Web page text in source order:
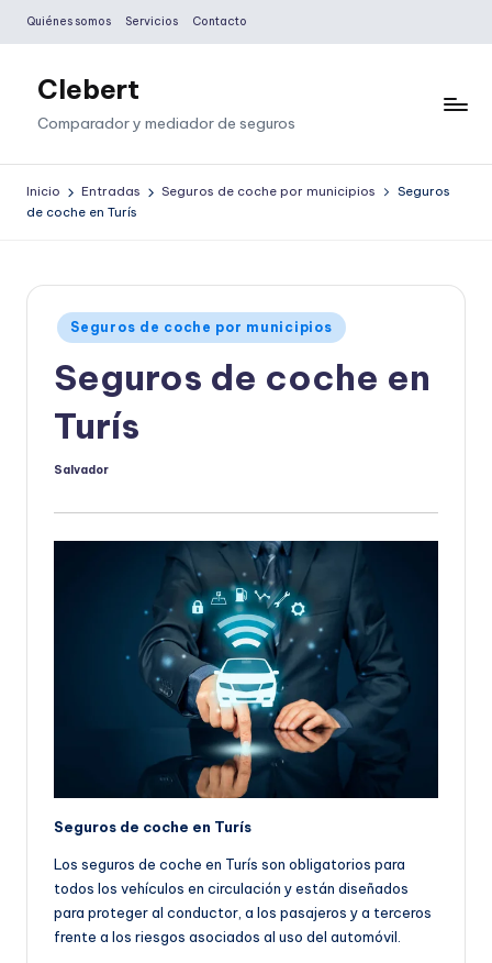
Saltar
contenido
Quiénes somos Servicios Contacto
Clebert
Comparador y mediador de seguros
Inicio Entradas Seguros de coche por municipios
Seguros
de coche en Turís
Publicado
en
Seguros de coche por municipios
Seguros de coche en
Turís
Publicado
Salvador
Seguros de coche en Turís
Los seguros de coche en Turís son obligatorios para
todos los vehículos en circulación y están diseñados
para proteger al conductor, a los pasajeros y a terceros
frente a los riesgos asociados al uso del automóvil.